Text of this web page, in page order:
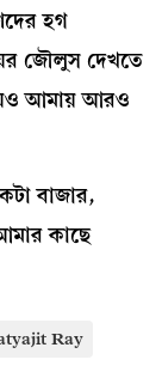
হগ
জৌলুস দেখতে
আমায় আরও
বাজার,
কাছে
Ray